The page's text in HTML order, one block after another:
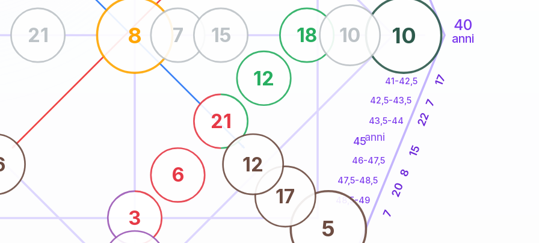
40
anni
41-42,5
42,5-43,5
43,5-44
46-47,5
47,5-48,5
48,5-49
17
7
22
15
8
20
7
10
8
5
3
6
21
12
18 10
7 15
21
17
12
45anni